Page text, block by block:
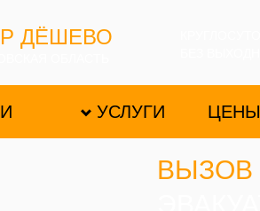
ДЁШЕВО
УСЛУГИ ЦЕНЫ
ВЫЗОВ